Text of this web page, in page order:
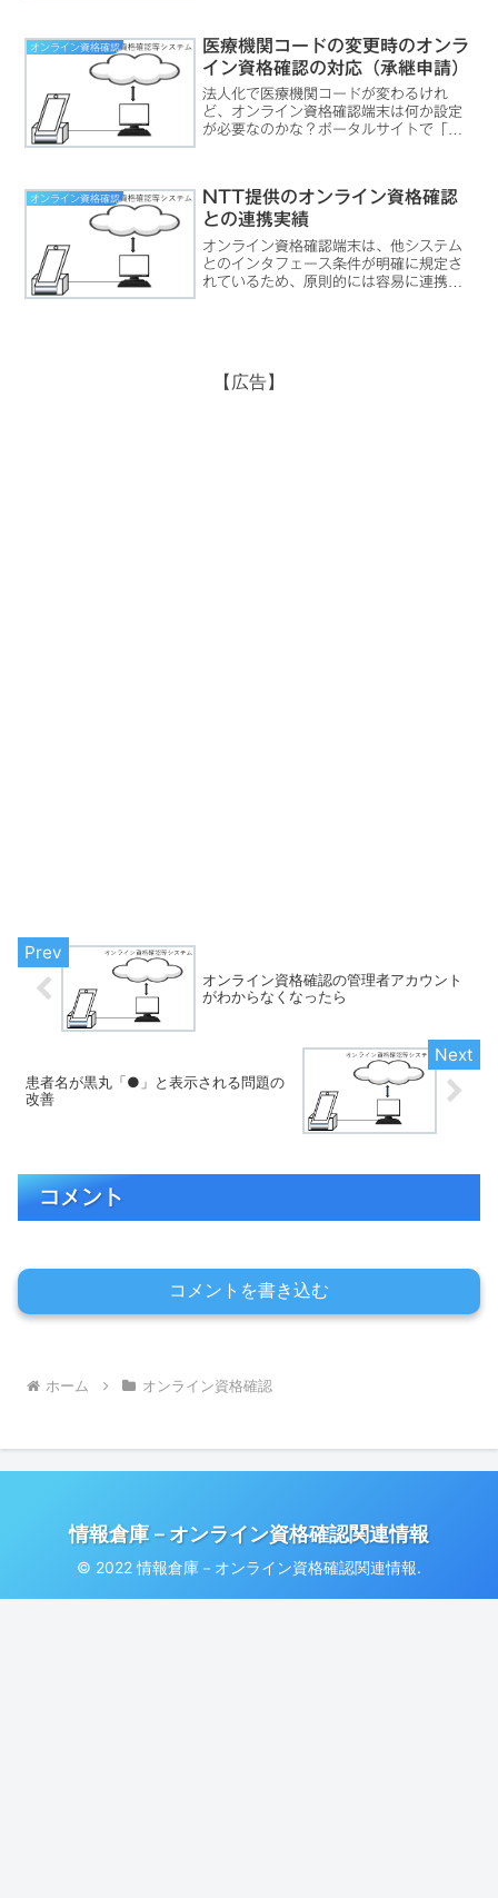
オンライン資格確認
医療機関コードの変更時のオンラ
イン資格確認の対応（承継申請）
法人化で医療機関コードが変わるけれ
ど、オンライン資格確認端末は何か設定
が必要なのかな？ポータルサイトで「承
等コードから変更先の医療機...
オンライン資格確認
NTT提供のオンライン資格確認
との連携実績
オンライン資格確認端末は、他システム
とのインタフェース条件が明確に規定さ
れているため、原則的には容易に連携が
【広告】
オンライン資格確認の管理者アカウント
がわからなくなったら
患者名が黒丸「●」と表示される問題の
改善
コメント
コメントを書き込む
ホーム オンライン資格確認
情報倉庫－オンライン資格確認関連情報
© 2022 情報倉庫－オンライン資格確認関連情報.